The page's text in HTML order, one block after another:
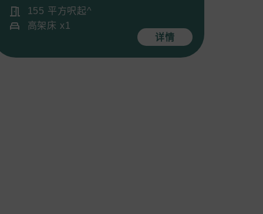
155 平方呎起^
高架床 x1
详情